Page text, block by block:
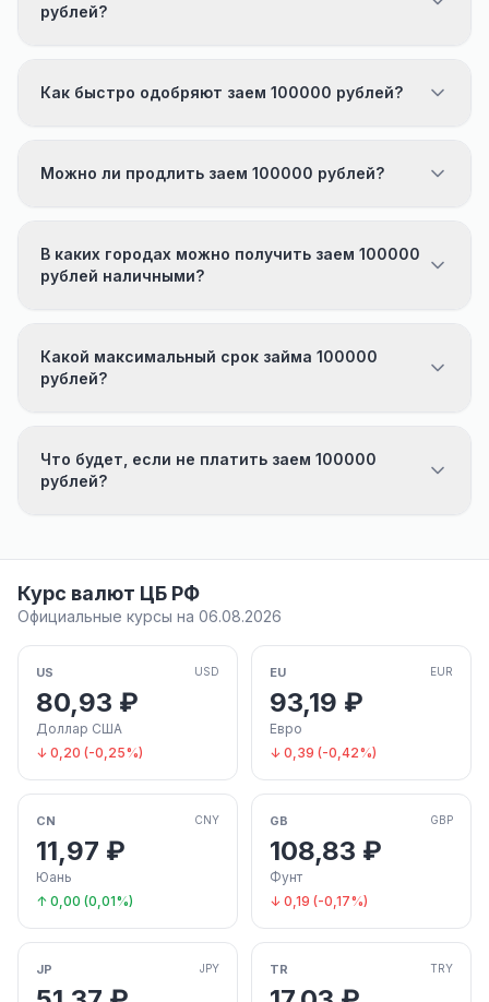
рублей?
Как быстро одобряют заем 100000 рублей?
Можно ли продлить заем 100000 рублей?
В каких городах можно получить заем 100000
рублей наличными?
Какой максимальный срок займа 100000
рублей?
Что будет, если не платить заем 100000
рублей?
Курс валют ЦБ РФ
Официальные курсы на 06.08.2026
US USD
80,93 ₽
Доллар США
↓ 0,20 (-0,25%)
EU EUR
93,19 ₽
Евро
↓ 0,39 (-0,42%)
CN CNY
11,97 ₽
Юань
↑ 0,00 (0,01%)
GB GBP
108,83 ₽
Фунт
↓ 0,19 (-0,17%)
JP JPY TR TRY